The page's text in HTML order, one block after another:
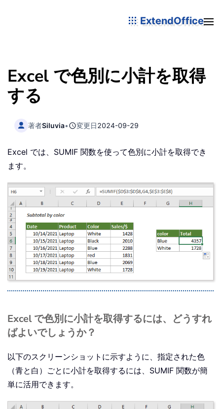
ExtendOffice
Excel で色別に小計を取得
する
著者Siluvia• 変更日2024-09-29
Excel では、SUMIF 関数を使って色別に小計を取得でき
ます。
Excel で色別に小計を取得するには、どうすれ
ばよいでしょうか？
以下のスクリーンショットに示すように、指定された色
（青と白）ごとに小計を取得するには、SUMIF 関数が簡
単に活用できます。